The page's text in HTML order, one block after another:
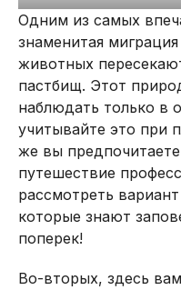
Одним из самых
знаменитая
животных
пастбищ. Этот
наблюдать только в
учитывайте это при
же вы
путешествие
рассмотреть
которые знают
поперек!
Во-вторых, здесь